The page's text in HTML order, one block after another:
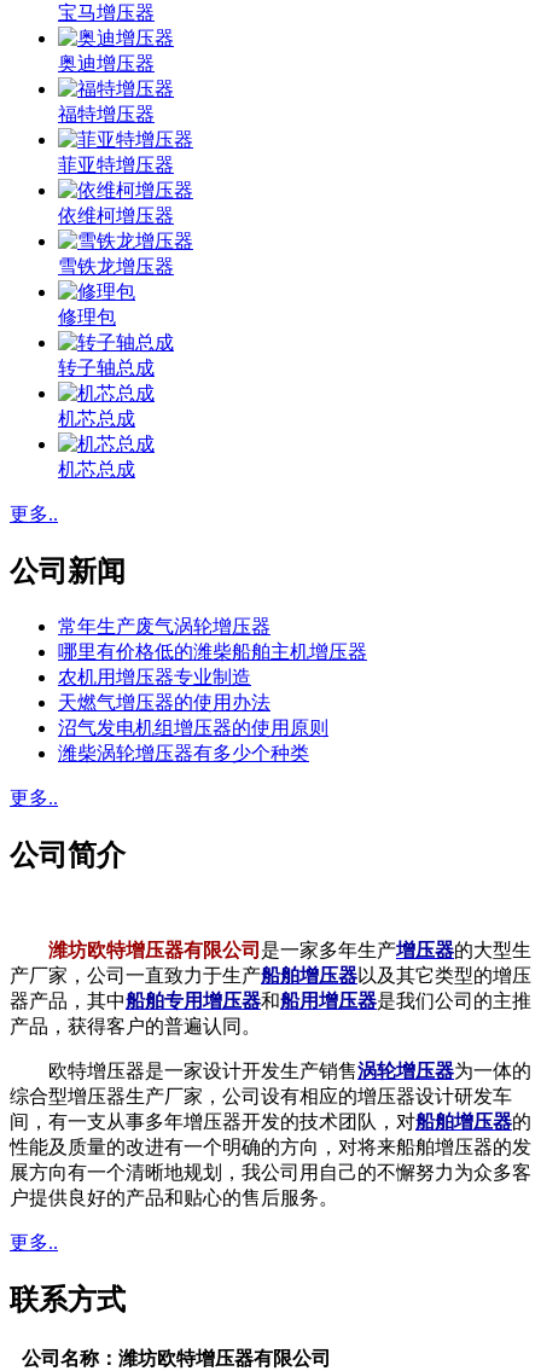
宝马增压器
奥迪增压器
福特增压器
菲亚特增压器
依维柯增压器
雪铁龙增压器
修理包
转子轴总成
机芯总成
机芯总成
更多..
公司新闻
常年生产废气涡轮增压器
哪里有价格低的潍柴船舶主机增压器
农机用增压器专业制造
天燃气增压器的使用办法
沼气发电机组增压器的使用原则
潍柴涡轮增压器有多少个种类
更多..
公司简介
潍坊欧特增压器有限公司 是一家多年生产增压器的大型生
产厂家，公司一直致力于生产船舶增压器以及其它类型的增压
器产品，其中船舶专用增压器和船用增压器是我们公司的主推
产品，获得客户的普遍认同。
欧特增压器是一家设计开发生产销售涡轮增压器为一体的
综合型增压器生产厂家，公司设有相应的增压器设计研发车
间，有一支从事多年增压器开发的技术团队，对船舶增压器的
性能及质量的改进有一个明确的方向，对将来船舶增压器的发
展方向有一个清晰地规划，我公司用自己的不懈努力为众多客
户提供良好的产品和贴心的售后服务。
更多..
联系方式
公司名称：潍坊欧特增压器有限公司